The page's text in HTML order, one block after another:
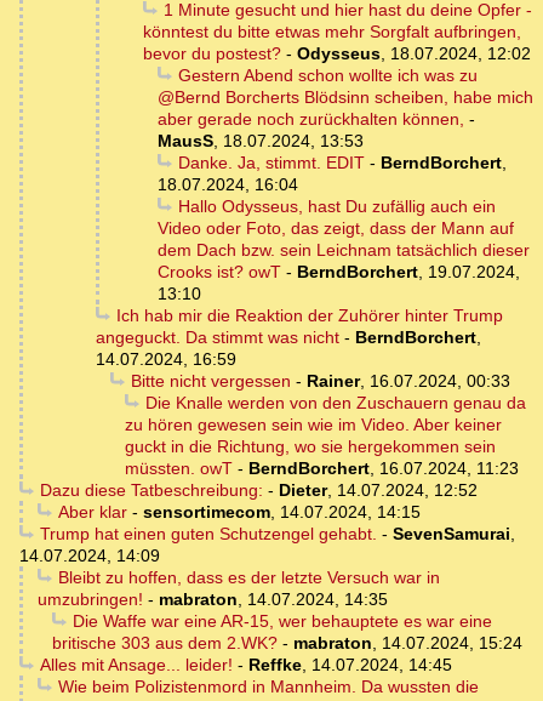
1 Minute gesucht und hier hast du deine Opfer -
könntest du bitte etwas mehr Sorgfalt aufbringen,
bevor du postest? - Odysseus, 18.07.2024, 12:02
Gestern Abend schon wollte ich was zu
@Bernd Borcherts Blödsinn scheiben, habe mich
aber gerade noch zurückhalten können, -
MausS, 18.07.2024, 13:53
Danke. Ja, stimmt. EDIT- BerndBorchert,
18.07.2024, 16:04
Hallo Odysseus, hast Du zufällig auch ein
Video oder Foto, das zeigt, dass der Mann auf
dem Dach bzw. sein Leichnam tatsächlich dieser
Crooks ist? owT - BerndBorchert, 19.07.2024,
13:10
Ich hab mir die Reaktion der Zuhörer hinter Trump
angeguckt. Da stimmt was nicht - BerndBorchert,
14.07.2024, 16:59
Bitte nicht vergessen - Rainer, 16.07.2024, 00:33
Die Knalle werden von den Zuschauern genau da
zu hören gewesen sein wie im Video. Aber keiner
guckt in die Richtung, wo sie hergekommen sein
müssten. owT - BerndBorchert, 16.07.2024, 11:23
Dazu diese Tatbeschreibung: - Dieter, 14.07.2024, 12:52
Aber klar- sensortimecom, 14.07.2024, 14:15
Trump hat einen guten Schutzengel gehabt. - SevenSamurai,
14.07.2024, 14:09
Bleibt zu hoffen, dass es der letzte Versuch war in
umzubringen! - mabraton, 14.07.2024, 14:35
Die Waffe war eine AR-15, wer behauptete es war eine
britische 303 aus dem 2.WK? - mabraton, 14.07.2024, 15:24
Alles mit Ansage... leider! - Reffke, 14.07.2024, 14:45
Wie beim Polizistenmord in Mannheim. Da wussten die